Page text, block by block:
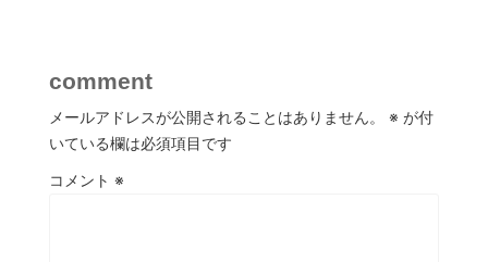
comment
メールアドレスが公開されることはありません。 ※ が付
いている欄は必須項目です
コメント ※